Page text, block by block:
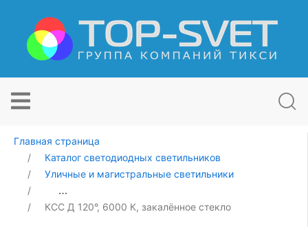
Главная страница
Каталог светодиодных светильников
Уличные и магистральные светильники
Уличный светодиодный светильник Свет НН ССдУ 01
КСС Д 120°, 6000 К, закалённое стекло